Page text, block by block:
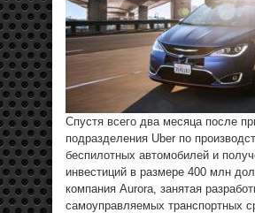
Спустя всего два месяца после
подразделения Uber по
беспилотных автомобилей и
инвестиций в размере 400 млн
компания Aurora, занятая
самоуправляемых транспортных